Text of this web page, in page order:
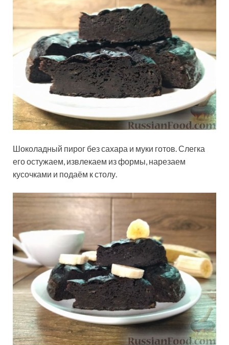
Шоколадный пирог без сахара и муки готов. Слегка
его остужаем, извлекаем из формы, нарезаем
кусочками и подаём к столу.